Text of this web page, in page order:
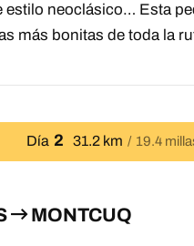
estilo neoclásico… Esta
más bonitas de toda la
Día 2 31.2 km 19.4
MONTCUQ